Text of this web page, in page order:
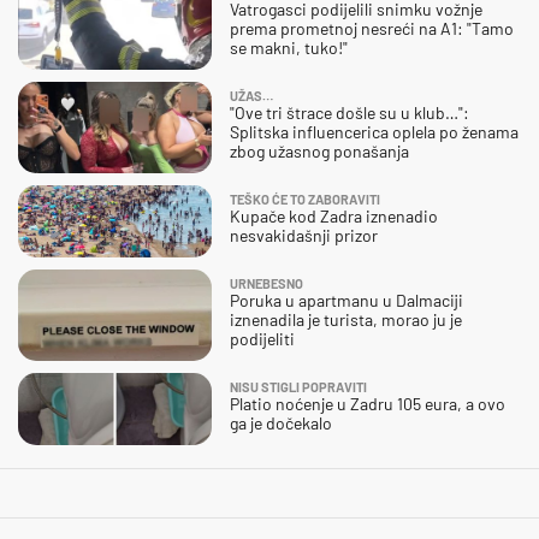
Vatrogasci podijelili snimku vožnje
prema prometnoj nesreći na A1: "Tamo
se makni, tuko!"
UŽAS…
"Ove tri štrace došle su u klub…":
Splitska influencerica oplela po ženama
zbog užasnog ponašanja
TEŠKO ĆE TO ZABORAVITI
Kupače kod Zadra iznenadio
nesvakidašnji prizor
URNEBESNO
Poruka u apartmanu u Dalmaciji
iznenadila je turista, morao ju je
podijeliti
NISU STIGLI POPRAVITI
Platio noćenje u Zadru 105 eura, a ovo
ga je dočekalo